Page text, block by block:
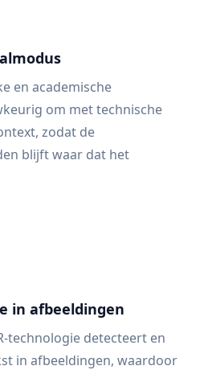
en academische
om met technische
zodat de
blijft waar dat het
in afbeeldingen
technologie detecteert en
in afbeeldingen, waardoor